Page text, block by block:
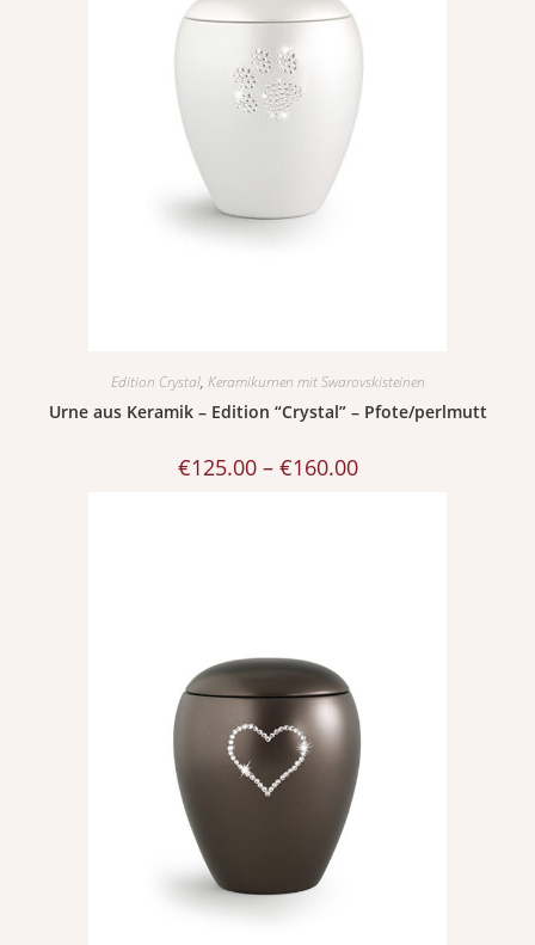
Edition Crystal, Keramikurnen mit Swarovskisteinen
Urne aus Keramik – Edition “Crystal” – Pfote/perlmutt
€125.00 – €160.00